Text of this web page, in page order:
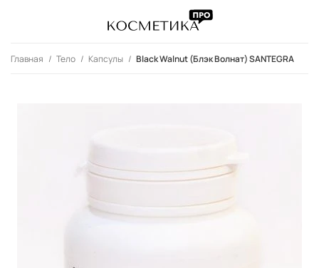
Главная Тело Капсулы Black Walnut (Блэк Волнат) SANTEGRA